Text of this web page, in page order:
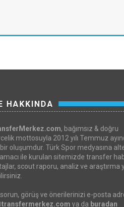
HAKKINDA
, bağımsız & doğru
mottosuyla 2012 yılı Temmuz
bir oluşumdur. Türk Spor medyasına
ile kurulan sitemizde transfer
scout raporu, analiz ve araştırma
görüş ve önerilerinizi e-posta
ya da buradan